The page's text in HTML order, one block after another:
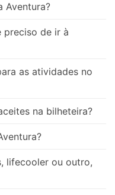
Aventura?
preciso de ir à
as atividades no
na bilheteira?
lifecooler ou outro,